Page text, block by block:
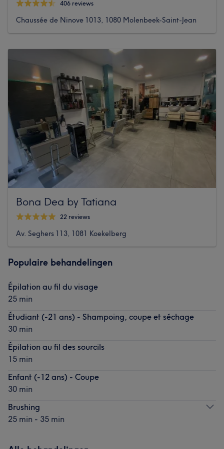
406 reviews
Chaussée de Ninove 1013, 1080 Molenbeek-Saint-Jean
Bona Dea by Tatiana
22 reviews
Av. Seghers 113, 1081 Koekelberg
Populaire behandelingen
Épilation au fil du visage
25 min
Étudiant (-21 ans) - Shampoing, coupe et séchage
30 min
Épilation au fil des sourcils
15 min
Enfant (-12 ans) - Coupe
30 min
Brushing
25 min - 35 min